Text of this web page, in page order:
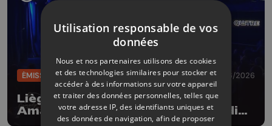
ÉMISSIONS 05/06/2026
Liège Comedy Club #10 : Robby,
Amandine Elsen, Funky Fab et Didier
Boclinville
Utilisation responsable de vos
données
Nous et nos partenaires utilisons des cookies
et des technologies similaires pour stocker et
accéder à des informations sur votre appareil
et traiter des données personnelles, telles que
votre adresse IP, des identifiants uniques et
des données de navigation, afin de proposer